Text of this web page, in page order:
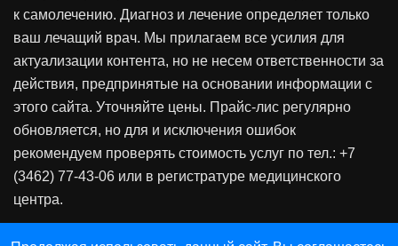
к самолечению. Диагноз и лечение определяет только
ваш лечащий врач. Мы прилагаем все усилия для
актуализации контента, но не несем ответственности за
действия, предпринятые на основании информации с
этого сайта. Уточняйте цены. Прайс-лис регулярно
обновляется, но для и исключения ошибок
рекомендуем проверять стоимость услуг по тел.: +7
(3462) 77-43-06 или в регистратуре медицинского
центра.